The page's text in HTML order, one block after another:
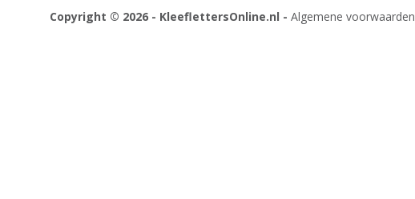
Copyright © 2026 - KleeflettersOnline.nl - Algemene voorwaarden